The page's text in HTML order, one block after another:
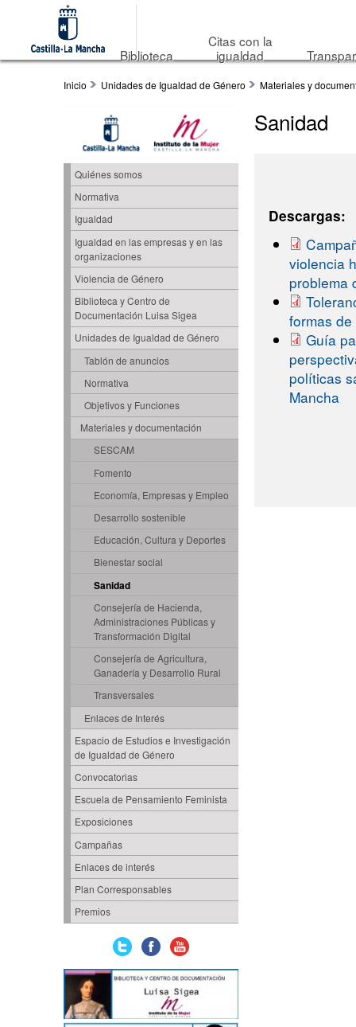
Biblioteca
Citas con la
igualdad
Inicio Unidades de Igualdad de Género Materiales y
Quiénes somos
Normativa
Igualdad
Igualdad en las empresas y en las
organizaciones
Violencia de Género
Biblioteca y Centro de
Documentación Luisa Sigea
Unidades de Igualdad de Género
Tablón de anuncios
Normativa
Objetivos y Funciones
Materiales y documentación
SESCAM
Fomento
Economía, Empresas y Empleo
Desarrollo sostenible
Educación, Cultura y Deportes
Bienestar social
Sanidad
Consejería de Hacienda,
Administraciones Públicas y
Transformación Digital
Consejería de Agricultura,
Ganadería y Desarrollo Rural
Transversales
Enlaces de Interés
Espacio de Estudios e Investigación
de Igualdad de Género
Convocatorias
Escuela de Pensamiento Feminista
Exposiciones
Campañas
Enlaces de interés
Plan Corresponsables
Premios
Sanidad
Descargas:
violencia
problema
formas
Guía
políticas
Mancha